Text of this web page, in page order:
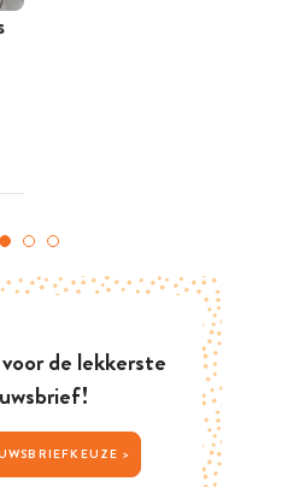
de lekkerste
JOUW NIEUWSBRIEFKEUZE >